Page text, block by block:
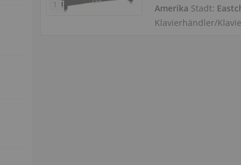
Amerika Stadt:
Klavierhändler/